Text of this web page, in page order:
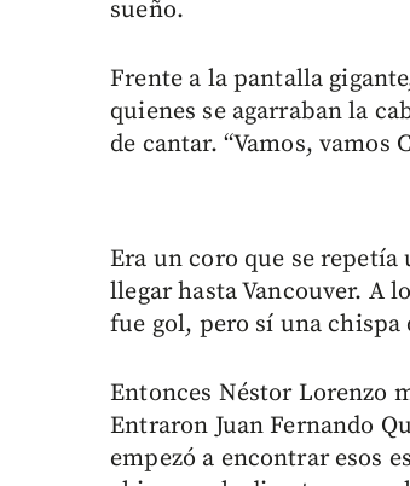
sueño.
Frente a la pantalla
quienes se agarraban la
de cantar. “Vamos, vamos
Era un coro que se
llegar hasta Vancouver. A
fue gol, pero sí una chispa
Entonces Néstor Lorenzo
Entraron Juan Fernando
empezó a encontrar esos